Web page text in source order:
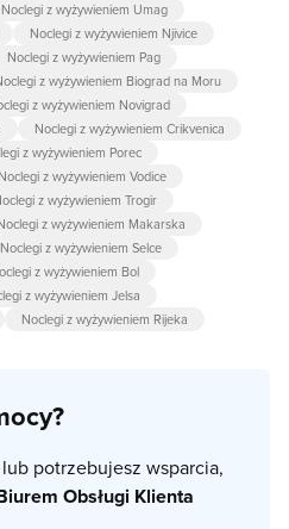
Noclegi z wyżywieniem Umag
Noclegi z wyżywieniem Njivice
Noclegi z wyżywieniem Pag
z wyżywieniem Biograd na Moru
z wyżywieniem Novigrad
Noclegi z wyżywieniem Crikvenica
z wyżywieniem Porec
Noclegi z wyżywieniem Vodice
z wyżywieniem Trogir
z wyżywieniem Makarska
Noclegi z wyżywieniem Selce
z wyżywieniem Bol
z wyżywieniem Jelsa
Noclegi z wyżywieniem Rijeka
potrzebujesz wsparcia,
Obsługi Klienta